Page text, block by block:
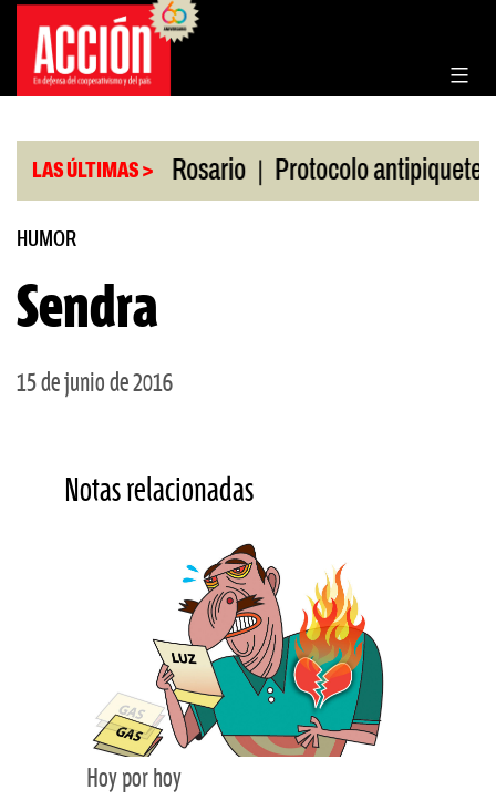
Saltar
contenido
LAS ÚLTIMAS >
la Bolsa de Rosario | Protocolo antipiquetes |
HUMOR
Sendra
15 de junio de 2016
Notas relacionadas
Hoy por hoy